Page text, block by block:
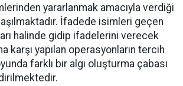
yararlanmak amacıyla verdiği
İfadede isimleri geçen
halinde gidip ifadelerini verecek
karşı yapılan operasyonların tercih
farklı bir algı oluşturma çabası